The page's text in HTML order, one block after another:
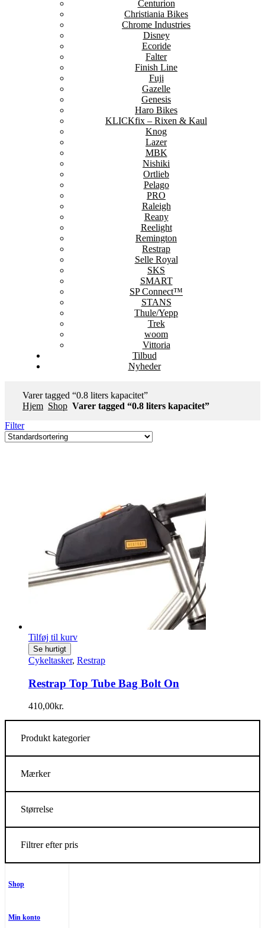
Centurion
Christiania Bikes
Chrome Industries
Disney
Ecoride
Falter
Finish Line
Fuji
Gazelle
Genesis
Haro Bikes
KLICKfix – Rixen & Kaul
Knog
Lazer
MBK
Nishiki
Ortlieb
Pelago
PRO
Raleigh
Reany
Reelight
Remington
Restrap
Selle Royal
SKS
SMART
SP Connect™
STANS
Thule/Yepp
Trek
woom
Vittoria
Tilbud
Nyheder
Varer tagged “0.8 liters kapacitet”
Hjem Shop Varer tagged “0.8 liters kapacitet”
Filter
Tilføj til kurv
Se hurtigt
Cykeltasker, Restrap
Restrap Top Tube Bag Bolt On
410,00kr.
Produkt kategorier
Mærker
Størrelse
Filtrer efter pris
Shop
Min konto